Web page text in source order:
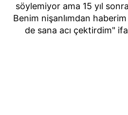
söylemiyor ama 15 yıl
Benim nişanlımdan
de sana acı çektirdim"